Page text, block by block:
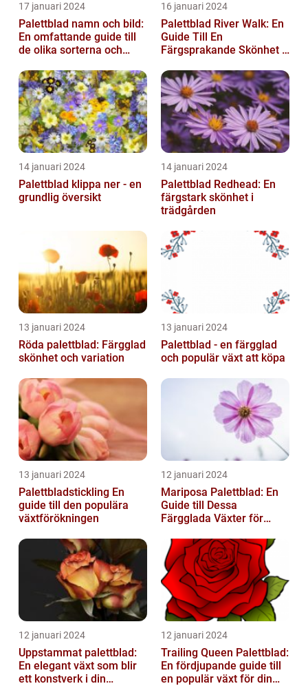
17 januari 2024
Palettblad namn och bild:
En omfattande guide till
de olika sorterna och
16 januari 2024
Palettblad River Walk: En
Guide Till En
Färgsprakande Skönhet I
14 januari 2024
Palettblad klippa ner - en
grundlig översikt
14 januari 2024
Palettblad Redhead: En
färgstark skönhet i
trädgården
13 januari 2024
Röda palettblad: Färgglad
skönhet och variation
13 januari 2024
Palettblad - en färgglad
och populär växt att köpa
13 januari 2024
Palettbladstickling En
guide till den populära
växtförökningen
12 januari 2024
Mariposa Palettblad: En
Guide till Dessa
Färgglada Växter för
12 januari 2024
Uppstammat palettblad:
En elegant växt som blir
ett konstverk i din
12 januari 2024
Trailing Queen Palettblad:
En fördjupande guide till
en populär växt för din